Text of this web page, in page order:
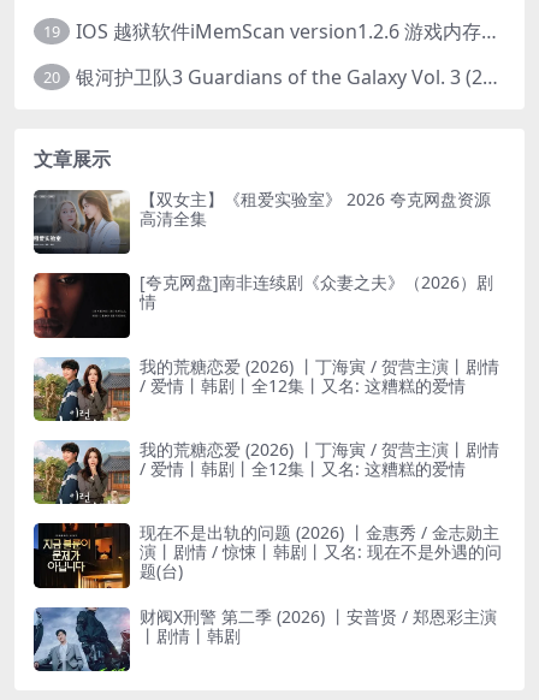
19 IOS 越狱软件iMemScan version1.2.6 游戏内存修改器
20 银河护卫队3 Guardians of the Galaxy Vol. 3 (2023)4K高清资源1080p只分享精品
文章展示
【双女主】《租爱实验室》 2026 夸克网盘资源
高清全集
[夸克网盘]南非连续剧《众妻之夫》（2026）剧
情
我的荒糖恋爱 (2026) 丨丁海寅 / 贺营主演丨剧情
/ 爱情丨韩剧丨全12集丨又名: 这糟糕的爱情
我的荒糖恋爱 (2026) 丨丁海寅 / 贺营主演丨剧情
/ 爱情丨韩剧丨全12集丨又名: 这糟糕的爱情
现在不是出轨的问题 (2026) 丨金惠秀 / 金志勋主
演丨剧情 / 惊悚丨韩剧丨又名: 现在不是外遇的问
题(台)
财阀X刑警 第二季 (2026) 丨安普贤 / 郑恩彩主演
丨剧情丨韩剧